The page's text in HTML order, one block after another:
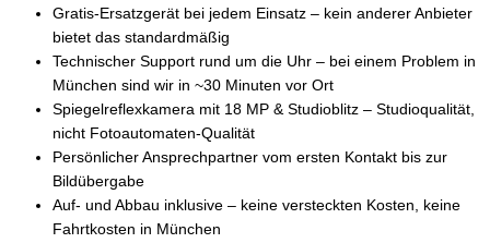
Gratis-Ersatzgerät bei jedem Einsatz – kein anderer Anbieter
bietet das standardmäßig
Technischer Support rund um die Uhr – bei einem Problem in
München sind wir in ~30 Minuten vor Ort
Spiegelreflexkamera mit 18 MP & Studioblitz – Studioqualität,
nicht Fotoautomaten-Qualität
Persönlicher Ansprechpartner vom ersten Kontakt bis zur
Bildübergabe
Auf- und Abbau inklusive – keine versteckten Kosten, keine
Fahrtkosten in München